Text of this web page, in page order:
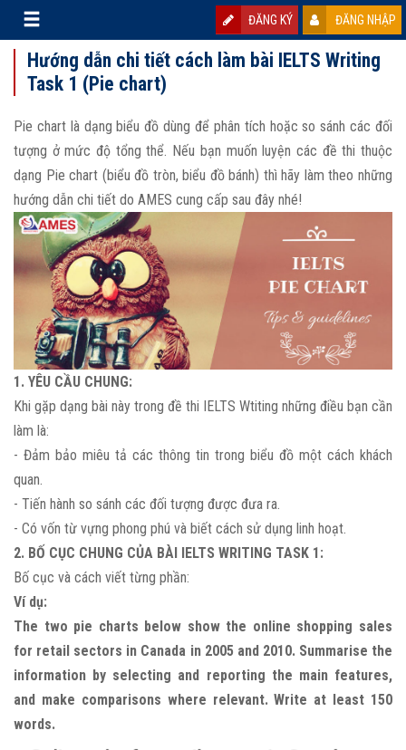
ĐĂNG KÝ ĐĂNG NHẬP
Hướng dẫn chi tiết cách làm bài IELTS Writing
Task 1 (Pie chart)
Pie chart là dạng biểu đồ dùng để phân tích hoặc so sánh các đối
tượng ở mức độ tổng thể. Nếu bạn muốn luyện các đề thi thuộc
dạng Pie chart (biểu đồ tròn, biểu đồ bánh) thì hãy làm theo những
hướng dẫn chi tiết do AMES cung cấp sau đây nhé!
1. YÊU CẦU CHUNG:
Khi gặp dạng bài này trong đề thi IELTS Wtiting những điều bạn cần
làm là:
- Đảm bảo miêu tả các thông tin trong biểu đồ một cách khách
quan.
- Tiến hành so sánh các đối tượng được đưa ra.
- Có vốn từ vựng phong phú và biết cách sử dụng linh hoạt.
2. BỐ CỤC CHUNG CỦA BÀI IELTS WRITING TASK 1:
Bố cục và cách viết từng phần:
Ví dụ:
The two pie charts below show the online shopping sales
for retail sectors in Canada in 2005 and 2010. Summarise the
information by selecting and reporting the main features,
and make comparisons where relevant. Write at least 150
words.